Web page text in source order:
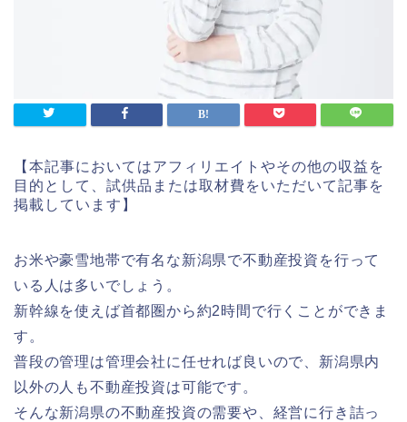
【本記事においてはアフィリエイトやその他の収益を
目的として、試供品または取材費をいただいて記事を
掲載しています】
お米や豪雪地帯で有名な新潟県で不動産投資を行って
いる人は多いでしょう。
新幹線を使えば首都圏から約2時間で行くことができま
す。
普段の管理は管理会社に任せれば良いので、新潟県内
以外の人も不動産投資は可能です。
そんな新潟県の不動産投資の需要や、経営に行き詰っ